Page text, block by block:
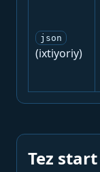
json
(ixtiyoriy)
Tez